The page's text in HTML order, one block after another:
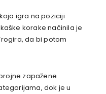
igra na poziciji
korake načinila je
da bi potom
zapažene
dok je u